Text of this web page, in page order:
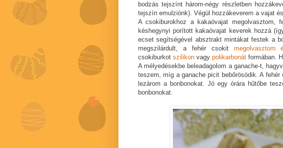
bodzás tejszínt három-négy részletben
tejszín emulziónk). Végül hozzákeverem a vajat
A csokiburokhoz a kakaóvajat megolvasztom,
késhegynyi porított kakaóvajat keverek hozzá
ecset segítségével absztrakt mintákat festek a
megszilárdult, a fehér csokit megolvasztom
csokiburkot szilikon vagy polikarbonát formában.
A mélyedésekbe beleadagolom a ganache-t,
teszem, míg a ganache picit bebőrösödik. A
lezárom a bonbonokat. Jó egy órára hűtőbe
bonbonokat.